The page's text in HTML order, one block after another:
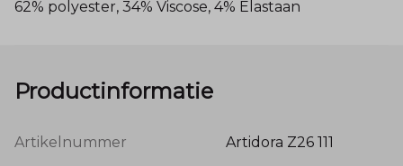
62% polyester, 34% Viscose, 4% Elastaan
Productinformatie
Artikelnummer Artidora Z26 111